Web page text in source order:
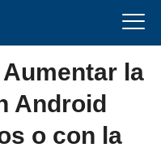
la
Android
o con la